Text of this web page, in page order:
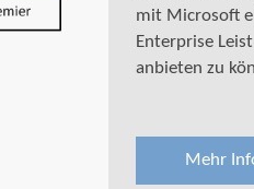
mit Microsoft
Enterprise
anbieten zu
Mehr